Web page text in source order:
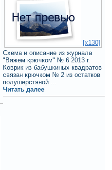
[x130]
Схема и описание из журнала
"Вяжем крючком" № 6 2013 г.
Коврик из бабушкиных квадратов
связан крючком № 2 из остатков
полушерстяной ...
Читать далее